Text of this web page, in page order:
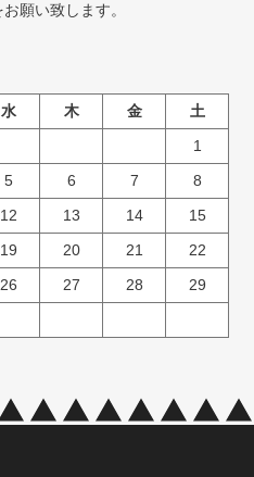
願い致します。
水 木 金
土
1
5 6 7
8
12 13 14
15
19 20 21
22
26 27 28
29